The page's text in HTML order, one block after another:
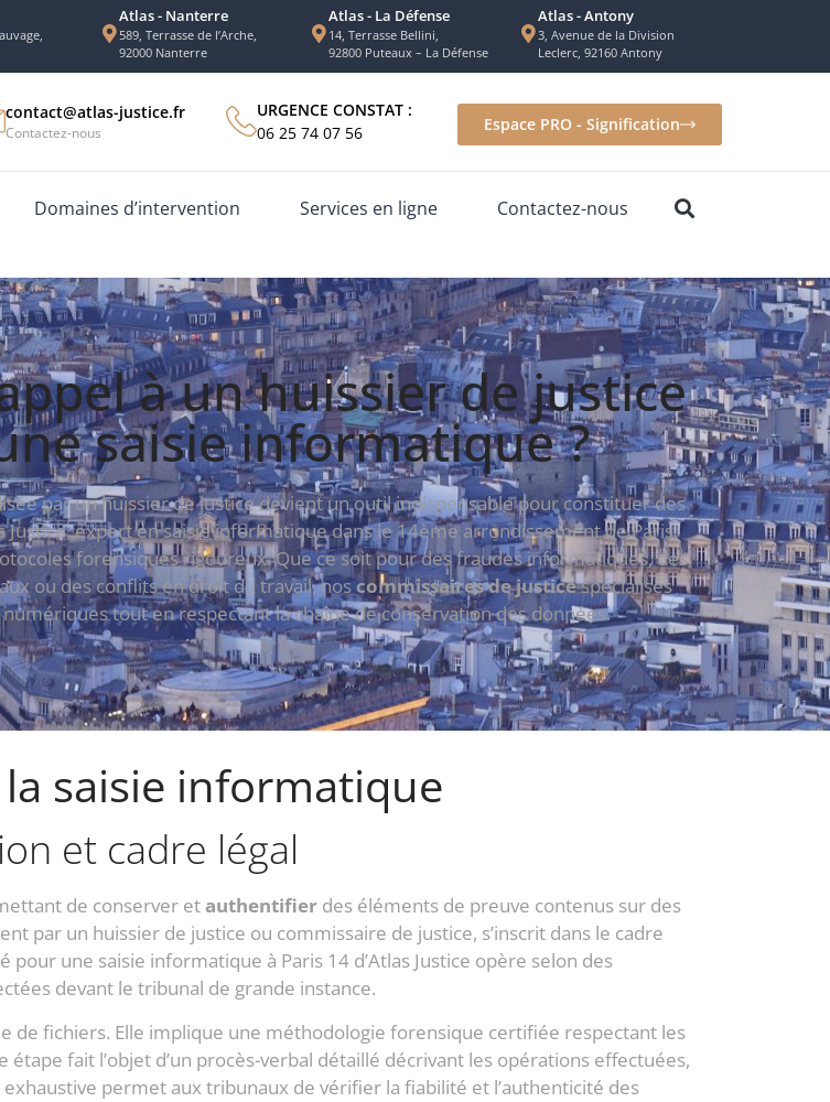
Atlas - Nanterre
589, Terrasse de l’Arche,
92000 Nanterre
Atlas - La Défense
14, Terrasse Bellini,
92800 Puteaux – La Défense
Atlas - Antony
3, Avenue de la Division
Leclerc, 92160 Antony
contact@atlas-justice.fr
Contactez-nous
URGENCE CONSTAT :
06 25 74 07 56
Espace PRO - Signification
Domaines d’intervention Services en ligne Contactez-nous
à un huissier de justice
saisie informatique ?
par un huissier de justice devient un outil indispensable pour constituer des
expert en saisie informatique dans le 14ème arrondissement de Paris,
forensiques rigoureux. Que ce soit pour des fraudes informatiques, des
ou des conflits en droit du travail, noscommissaires de justicespécialisés
tout en respectant la chaîne de conservation des données.
saisie informatique
et cadre légal
de conserver et authentifier des éléments de preuve contenus sur des
par un huissier de justice ou commissaire de justice, s’inscrit dans le cadre
une saisie informatique à Paris 14 d’Atlas Justice opère selon des
devant le tribunal de grande instance.
de fichiers. Elle implique une méthodologie forensique certifiée respectant les
fait l’objet d’un procès-verbal détaillé décrivant les opérations effectuées,
permet aux tribunaux de vérifier la fiabilité et l’authenticité des